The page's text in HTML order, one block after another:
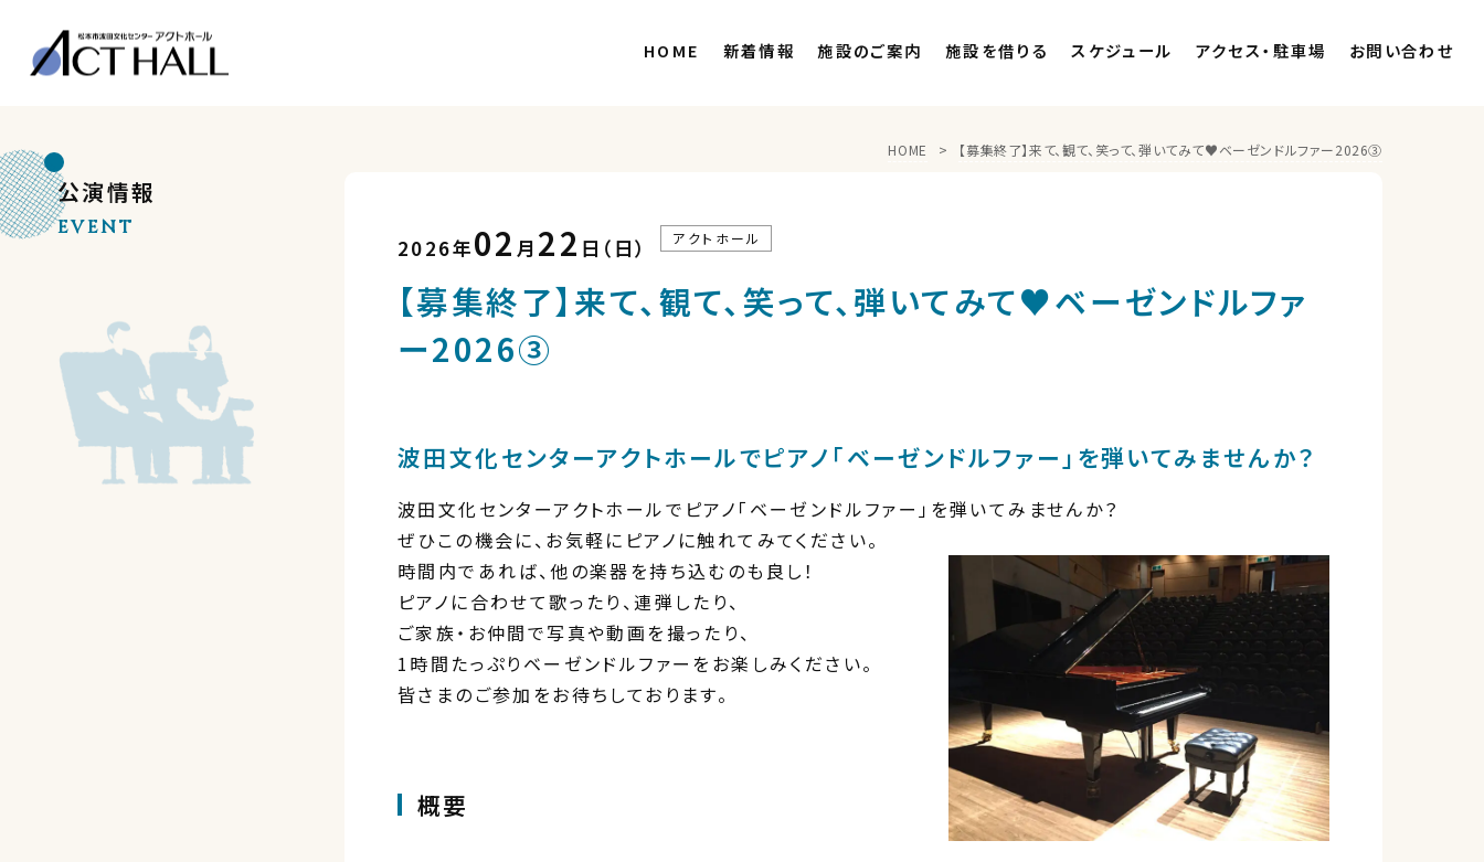
HOME 新着情報 施設のご案内 施設を借りる スケジュール アクセス・駐車場 お問い合わせ
HOME 【募集終了】来て、観て、笑って、弾いてみて♥ベーゼンドルファー2026③
2026年02 月 22 日（日） アクトホール
【募集終了】来て、観て、笑って、弾いてみて♥ベーゼンドルファ
ー2026③
波田文化センターアクトホールでピアノ「ベーゼンドルファー」を弾いてみませんか？
波田文化センターアクトホールでピアノ「ベーゼンドルファー」を弾いてみませんか？
ぜひこの機会に、お気軽にピアノに触れてみてください。
時間内であれば、他の楽器を持ち込むのも良し！
ピアノに合わせて歌ったり、連弾したり、
ご家族・お仲間で写真や動画を撮ったり、
1時間たっぷりベーゼンドルファーをお楽しみください。
皆さまのご参加をお待ちしております。
概要
公演情報
EVENT